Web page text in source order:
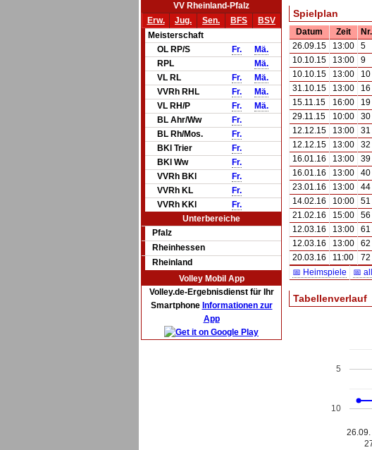
VV Rheinland-Pfalz
Erw.
Jug. Sen. BFS
BSV
Meisterschaft
OL RP/S
Fr.
Mä.
RPL
Mä.
VL RL
Fr.
Mä.
VVRh RHL
Fr.
Mä.
VL RH/P
Fr.
Mä.
BL Ahr/Ww
Fr.
BL Rh/Mos.
Fr.
BKl Trier
Fr.
BKl Ww
Fr.
VVRh BKl
Fr.
VVRh KL
Fr.
VVRh KKl
Fr.
Unterbereiche
Pfalz
Rheinhessen
Rheinland
Volley Mobil App
Volley.de-Ergebnisdienst für Ihr
Smartphone Informationen zur
App
Spielplan
Datum Zeit Nr.
26.09.15
13:00 5
10.10.15
13:00 9
10.10.15
13:00 10
31.10.15
13:00 16
15.11.15
16:00 19
29.11.15
10:00 30
12.12.15
13:00 31
12.12.15
13:00 32
16.01.16
13:00 39
16.01.16
13:00 40
23.01.16
13:00 44
14.02.16
10:00 51
21.02.16
15:00 56
12.03.16
13:00 61
12.03.16
13:00 62
20.03.16
11:00 72
📅 Heimspiele
📅
Tabellenverlauf
26.09.
5
10